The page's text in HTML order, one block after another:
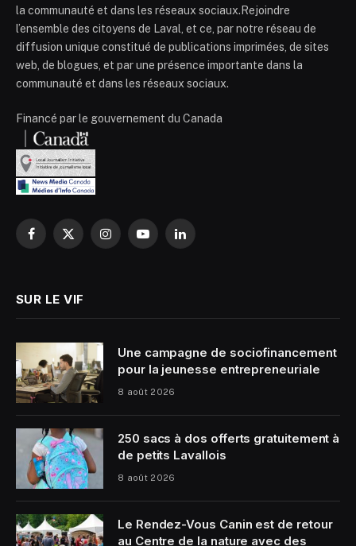
la communauté et dans les réseaux sociaux.Rejoindre
l’ensemble des citoyens de Laval, et ce, par notre réseau de
diffusion unique constitué de publications imprimées, de sites
web, de blogues, et par une présence importante dans la
communauté et dans les réseaux sociaux.
Financé par le gouvernement du Canada
Facebook
X
InstagramYouTubeLinkedIn
SUR LE VIF
Une campagne de sociofinancement
pour la jeunesse entrepreneuriale
8 août 2026
250 sacs à dos offerts gratuitement à
de petits Lavallois
8 août 2026
Le Rendez-Vous Canin est de retour
au Centre de la nature avec des